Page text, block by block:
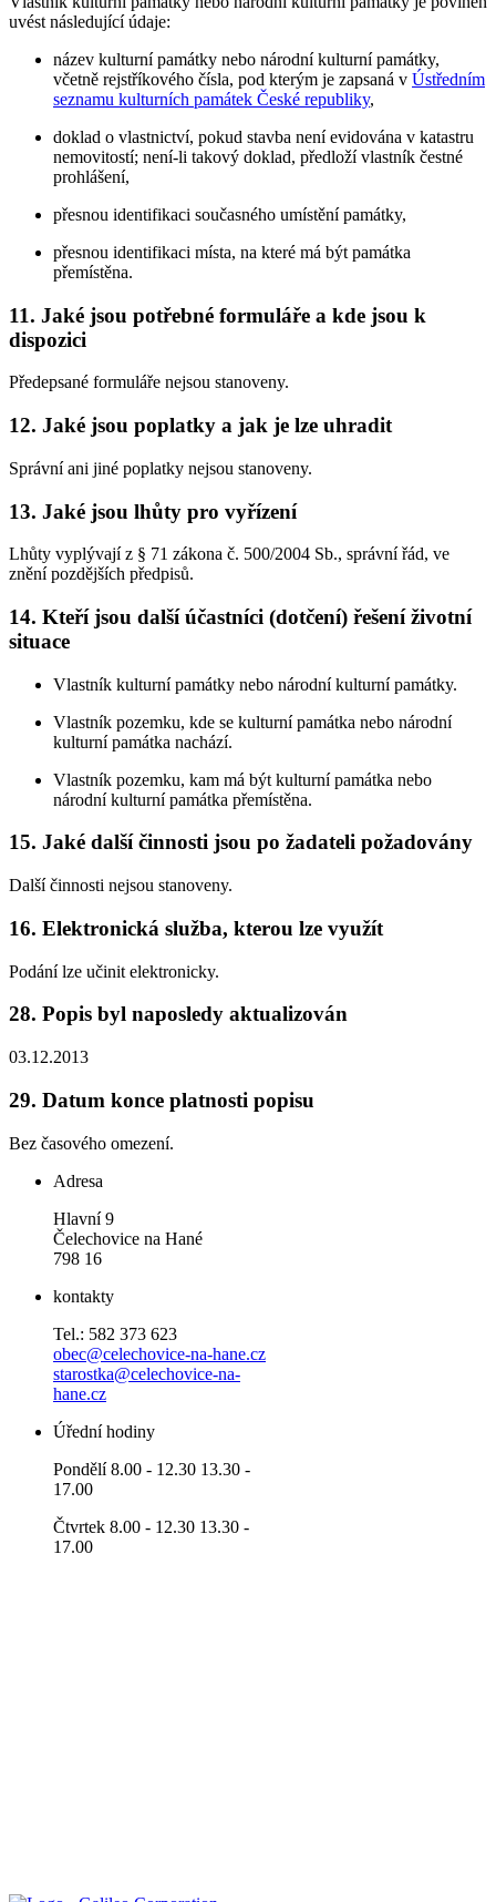
uvést následující údaje:
název kulturní památky nebo národní kulturní památky,
včetně rejstříkového čísla, pod kterým je zapsaná v Ústředním
seznamu kulturních památek České republiky,
doklad o vlastnictví, pokud stavba není evidována v katastru
nemovitostí; není-li takový doklad, předloží vlastník čestné
prohlášení,
přesnou identifikaci současného umístění památky,
přesnou identifikaci místa, na které má být památka
přemístěna.
11. Jaké jsou potřebné formuláře a kde jsou k
dispozici
Předepsané formuláře nejsou stanoveny.
12. Jaké jsou poplatky a jak je lze uhradit
Správní ani jiné poplatky nejsou stanoveny.
13. Jaké jsou lhůty pro vyřízení
Lhůty vyplývají z § 71 zákona č. 500/2004 Sb., správní řád, ve
znění pozdějších předpisů.
14. Kteří jsou další účastníci (dotčení) řešení životní
situace
Vlastník kulturní památky nebo národní kulturní památky.
Vlastník pozemku, kde se kulturní památka nebo národní
kulturní památka nachází.
Vlastník pozemku, kam má být kulturní památka nebo
národní kulturní památka přemístěna.
15. Jaké další činnosti jsou po žadateli požadovány
Další činnosti nejsou stanoveny.
16. Elektronická služba, kterou lze využít
Podání lze učinit elektronicky.
28. Popis byl naposledy aktualizován
03.12.2013
29. Datum konce platnosti popisu
Bez časového omezení.
Adresa
Hlavní 9
Čelechovice na Hané
798 16
kontakty
Tel.: 582 373 623
obec@celechovice-na-hane.cz
starostka@celechovice-na-
hane.cz
Úřední hodiny
Pondělí 8.00 - 12.30 13.30 -
17.00
Čtvrtek 8.00 - 12.30 13.30 -
17.00